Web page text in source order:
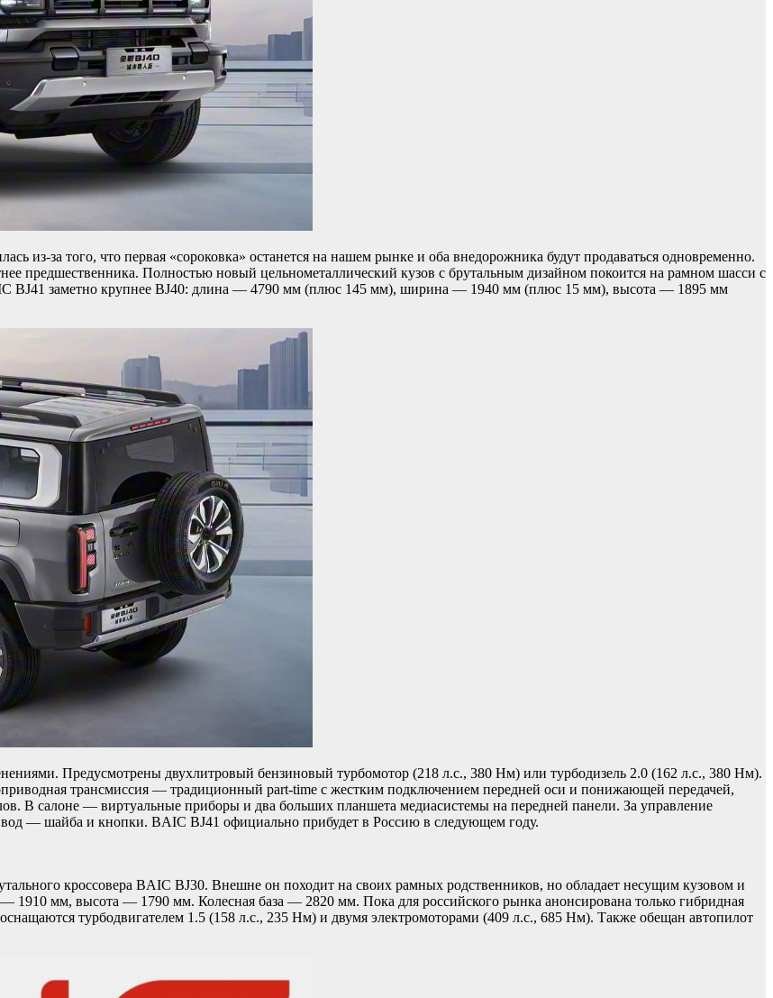
из-за того, что первая «сороковка» останется на нашем рынке и оба внедорожника будут продаваться одновременно.
предшественника. Полностью новый цельнометаллический кузов с брутальным дизайном покоится на рамном шасси с
BJ41 заметно крупнее BJ40: длина — 4790 мм (плюс 145 мм), ширина — 1940 мм (плюс 15 мм), высота — 1895 мм
Предусмотрены двухлитровый бензиновый турбомотор (218 л.с., 380 Нм) или турбодизель 2.0 (162 л.с., 380 Нм).
трансмиссия — традиционный part-time с жестким подключением передней оси и понижающей передачей,
В салоне — виртуальные приборы и два больших планшета медиасистемы на передней панели. За управление
— шайба и кнопки. BAIC BJ41 официально прибудет в Россию в следующем году.
кроссовера BAIC BJ30. Внешне он походит на своих рамных родственников, но обладает несущим кузовом и
мм, высота — 1790 мм. Колесная база — 2820 мм. Пока для российского рынка анонсирована только гибридная
турбодвигателем 1.5 (158 л.с., 235 Нм) и двумя электромоторами (409 л.с., 685 Нм). Также обещан автопилот